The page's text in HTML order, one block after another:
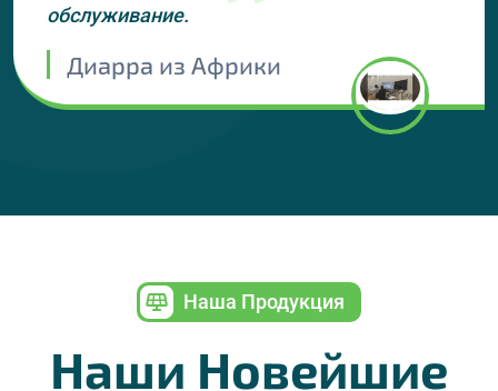
обслуживание.
Диарра из Африки
Наша Продукция
Наши Новейшие